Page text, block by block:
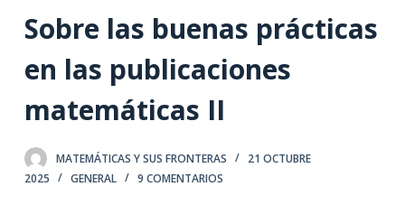
a
n
e
n
Sobre las buenas prácticas
en las publicaciones
matemáticas II
MATEMÁTICAS Y SUS FRONTERAS
21 OCTUBRE
2025
GENERAL 9 COMENTARIOS